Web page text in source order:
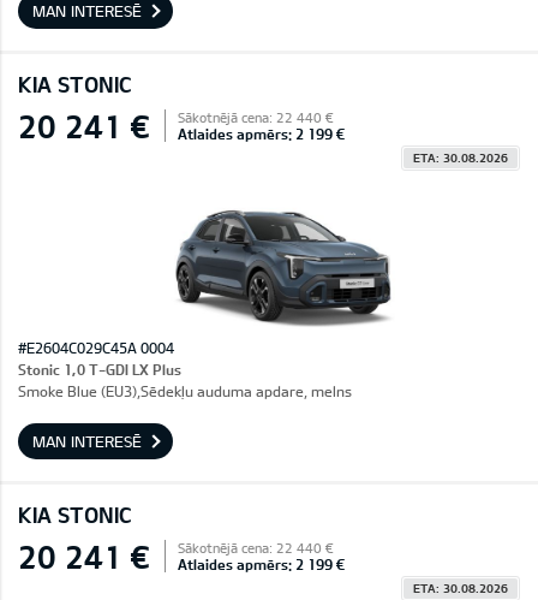
MAN INTERESĒ
KIA STONIC
20 241 € Sākotnējā cena: 22 440 €
Atlaides apmērs: 2 199 €
ETA: 30.08.2026
#E2604C029C45A 0004
Stonic 1,0 T-GDI LX Plus
Smoke Blue (EU3),Sēdekļu auduma apdare, melns
MAN INTERESĒ
KIA STONIC
20 241 € Sākotnējā cena: 22 440 €
Atlaides apmērs: 2 199 €
ETA: 30.08.2026